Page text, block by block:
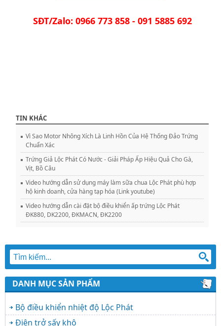
SĐT/Zalo: 0966 773 858 - 091 5885 692
TIN KHÁC
Vì Sao Motor Nhông Xích Là Linh Hồn Của Hệ Thống Đảo Trứng
Chuẩn Xác
Trứng Giả Lộc Phát Có Nước - Giải Pháp Ấp Hiệu Quả Cho Gà,
Vịt, Bồ Câu
Video hướng dẫn sử dụng máy làm sữa chua Lộc Phát phù hợp
hộ kinh doanh, cửa hàng tạp hóa (Link youtube)
Video hướng dẫn cài đặt bộ điều khiển ấp trứng Lộc Phát
ĐK880, DK2200, ĐKMACN, ĐK2200
DANH MỤC SẢN PHẨM
Bộ điều khiển nhiệt độ Lộc Phát
Điện trở sấy khô